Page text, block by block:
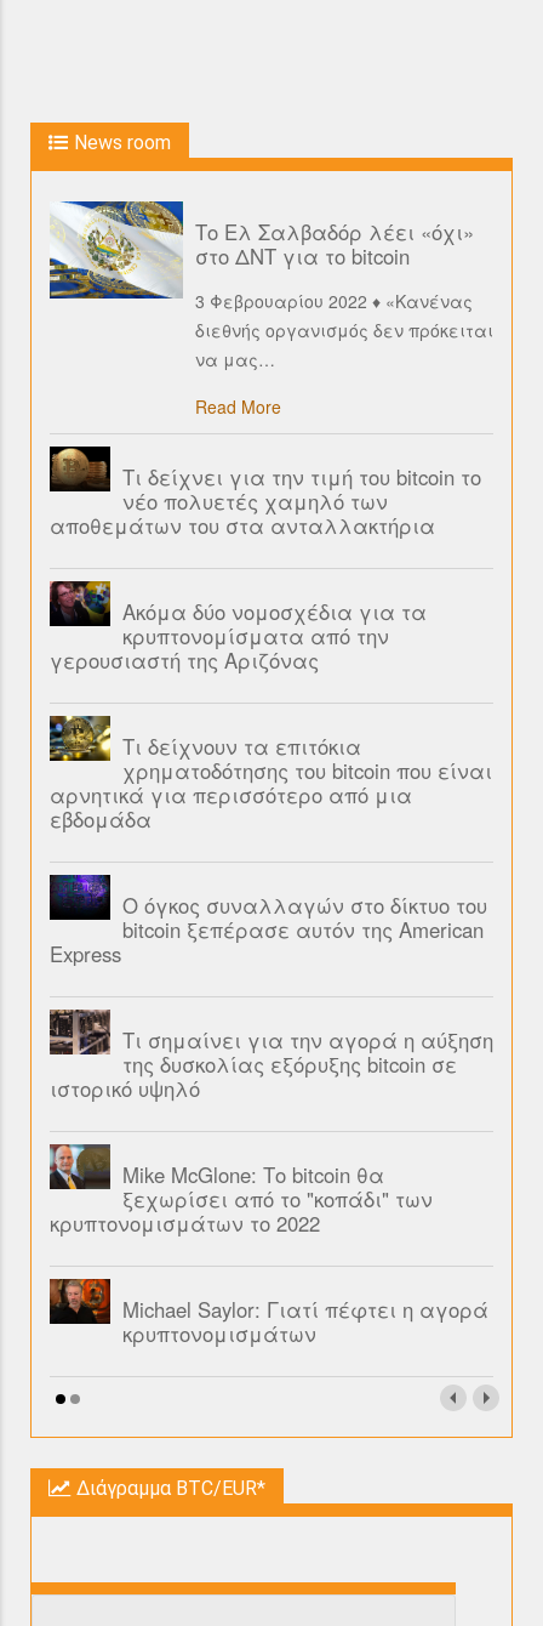
News room
Το Ελ Σαλβαδόρ λέει «όχι»
στο ΔΝΤ για το bitcoin
3 Φεβρουαρίου 2022 ♦ «Κανένας
διεθνής οργανισμός δεν πρόκειται
να μας…
Read More
Τι δείχνει για την τιμή του bitcoin το
νέο πολυετές χαμηλό των
αποθεμάτων του στα ανταλλακτήρια
Ακόμα δύο νομοσχέδια για τα
κρυπτονομίσματα από την
γερουσιαστή της Αριζόνας
Τι δείχνουν τα επιτόκια
χρηματοδότησης του bitcoin που είναι
αρνητικά για περισσότερο από μια
εβδομάδα
Ο όγκος συναλλαγών στο δίκτυο του
bitcoin ξεπέρασε αυτόν της American
Express
Τι σημαίνει για την αγορά η αύξηση
της δυσκολίας εξόρυξης bitcoin σε
ιστορικό υψηλό
Mike McGlone: Το bitcoin θα
ξεχωρίσει από το "κοπάδι" των
κρυπτονομισμάτων το 2022
Michael Saylor: Γιατί πέφτει η αγορά
κρυπτονομισμάτων
Διάγραμμα BTC/EUR*